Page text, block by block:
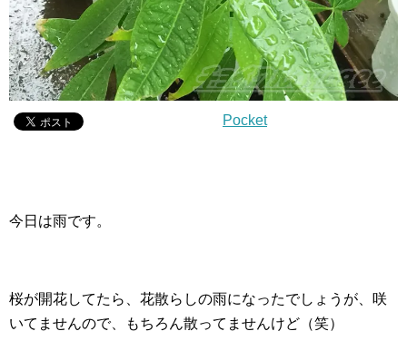
Pocket
今日は雨です。
桜が開花してたら、花散らしの雨になったでしょうが、咲
いてませんので、もちろん散ってませんけど（笑）